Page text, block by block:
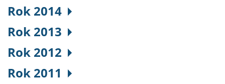
Rok 2014
Rok 2013
Rok 2012
Rok 2011